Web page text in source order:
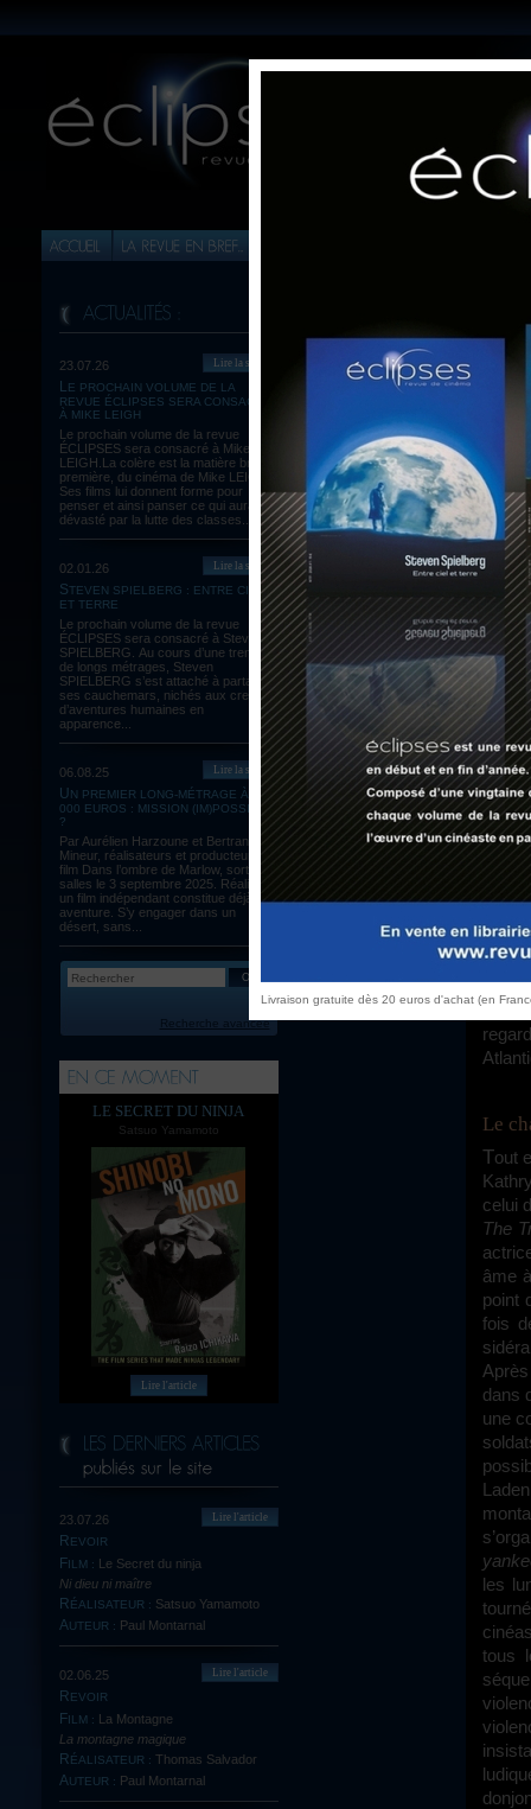
23.07.26
LE PROCHAIN VOLUME DE LA
REVUE ÉCLIPSES SERA CONSACRÉ
À MIKE LEIGH
Le prochain volume de la revue
ÉCLIPSES sera consacré à Mike
LEIGH.La colère est la matière brute,
première, du cinéma de Mike LEIGH.
Ses films lui donnent forme pour
penser et ainsi panser ce qui aura été
dévasté par la lutte des classes...
Lire la suite
02.01.26
STEVEN SPIELBERG : ENTRE CIEL
ET TERRE
Le prochain volume de la revue
ÉCLIPSES sera consacré à Steven
SPIELBERG. Au cours d’une trentaine
de longs métrages, Steven
SPIELBERG s’est attaché à partager
ses cauchemars, nichés aux creux
d’aventures humaines en
apparence...
Lire la suite
06.08.25
UN PREMIER LONG-MÉTRAGE À 60
000 EUROS : MISSION (IM)POSSIBLE
?
Par Aurélien Harzoune et Bertrand
Mineur, réalisateurs et producteurs du
film Dans l’ombre de Marlow, sortie en
salles le 3 septembre 2025. Réaliser
un film indépendant constitue déjà une
aventure. S’y engager dans un
désert, sans...
Lire la suite
Recherche avancée
LE SECRET DU NINJA
Satsuo Yamamoto
Lire l'article
23.07.26
REVOIR
FILM : Le Secret du ninja
Ni dieu ni maître
RÉALISATEUR : Satsuo Yamamoto
AUTEUR : Paul Montarnal
Lire l'article
02.06.25
REVOIR
FILM : La Montagne
La montagne magique
RÉALISATEUR : Thomas Salvador
AUTEUR : Paul Montarnal
Lire l'article
Imprimer article
Retour à la liste
de
plus
final
sujet
Le
Tout est affaire de point de vue. Pour mettre en scène la traque de Ben Laden,
celui
The
âme
point
fois
dans
une
les
tous
Livraison gratuite dès 20 euros d'achat (en